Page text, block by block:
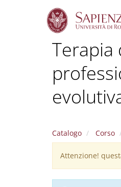
Terapia
Catalogo Corso
Warning
message
Attenzione!